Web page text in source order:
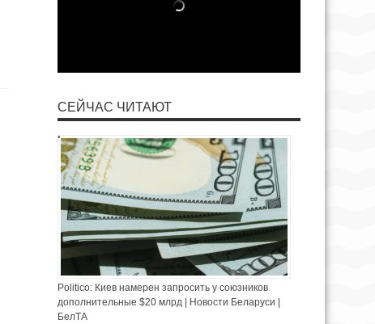
СЕЙЧАС ЧИТАЮТ
Politico: Киев намерен запросить у союзников
дополнительные $20 млрд | Новости Беларуси |
БелТА